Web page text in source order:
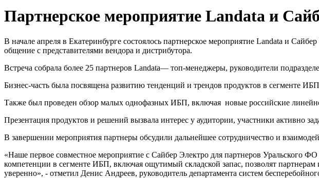
Партнерское мероприятие Landata и
В начале апреля в Екатеринбурге состоялось партнерское мероприятие Landata и
общение с представителями вендора и дистрибутора.
Встреча собрала более 25 партнеров Landata— топ-менеджеры, руководители
Бизнес-часть была посвящена развитию тенденций и трендов продуктов в сегменте
Также был проведен обзор малых однофазных ИБП, включая новые российские
Презентация продуктов и решений вызвала интерес у аудитории, участники активно
В завершении мероприятия партнеры обсудили дальнейшее сотрудничество и
«Наше первое совместное мероприятие с Сайбер Электро для партнеров Уральского
компетенции в сегменте ИБП, включая ощутимый складской запас, позволят
уверенно», - отметил Денис Андреев, руководитель департамента систем